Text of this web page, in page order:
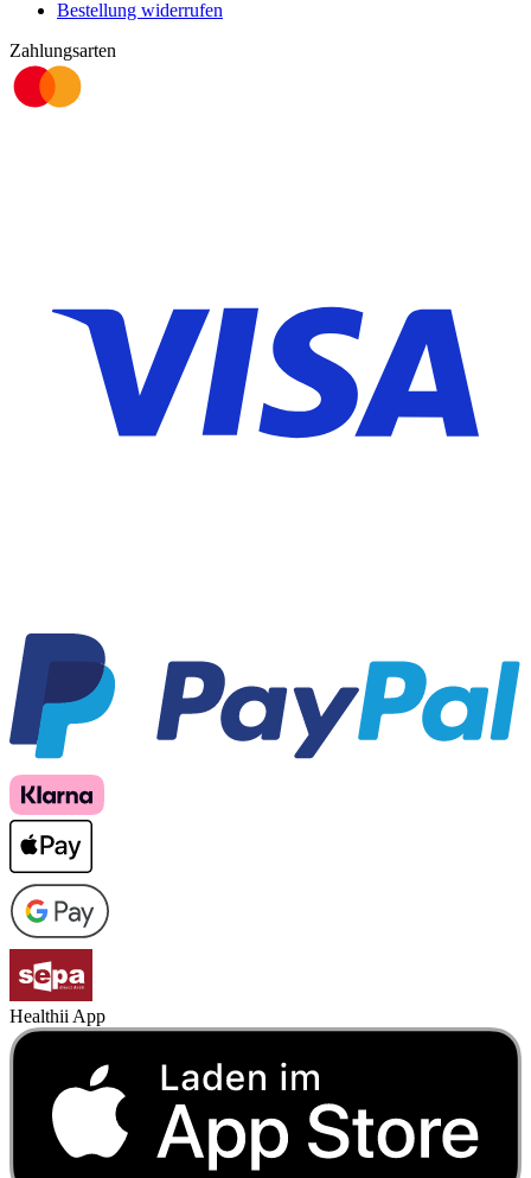
Bestellung widerrufen
Zahlungsarten
Healthii App